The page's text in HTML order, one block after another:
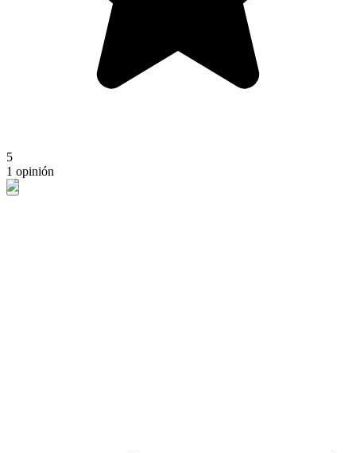
5
1 opinión